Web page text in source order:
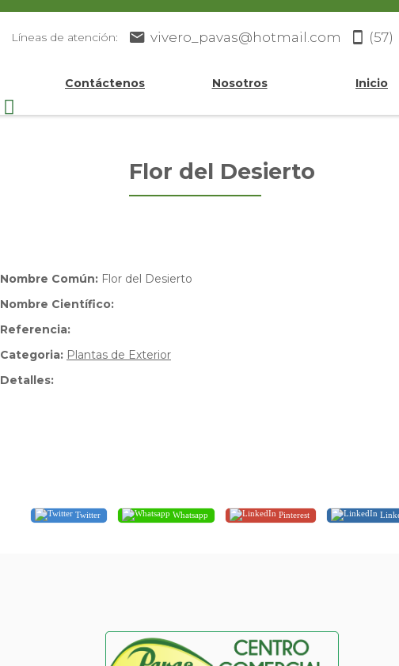
Líneas de atención: vivero_pavas@hotmail.com (57)
Contáctenos Nosotros Inicio
Flor del Desierto
Nombre Común: Flor del Desierto
Nombre Científico:
Referencia:
Categoria: Plantas de Exterior
Detalles:
Twitter Whatsapp Pinterest